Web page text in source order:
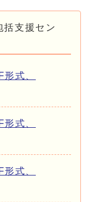
支援セン
式、
式、
式、